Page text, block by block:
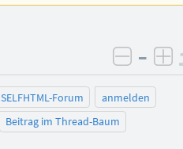
–
SELFHTML-Forum
anmelden
Beitrag im Thread-Baum